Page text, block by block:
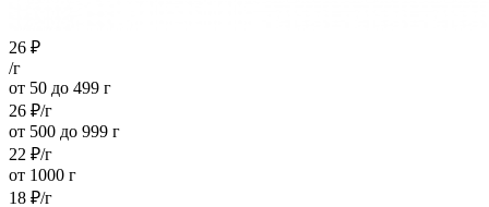
26 ₽
/г
от 50 до 499 г
26 ₽/г
от 500 до 999 г
22 ₽/г
от 1000 г
18 ₽/г